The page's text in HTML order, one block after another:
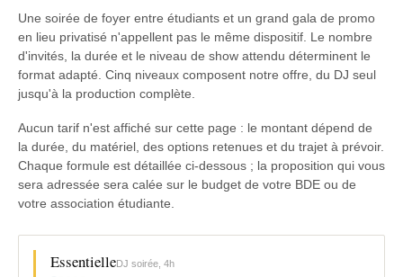
Une soirée de foyer entre étudiants et un grand gala de promo
en lieu privatisé n'appellent pas le même dispositif. Le nombre
d'invités, la durée et le niveau de show attendu déterminent le
format adapté. Cinq niveaux composent notre offre, du DJ seul
jusqu'à la production complète.
Aucun tarif n'est affiché sur cette page : le montant dépend de
la durée, du matériel, des options retenues et du trajet à prévoir.
Chaque formule est détaillée ci-dessous ; la proposition qui vous
sera adressée sera calée sur le budget de votre BDE ou de
votre association étudiante.
EssentielleDJ soirée, 4h